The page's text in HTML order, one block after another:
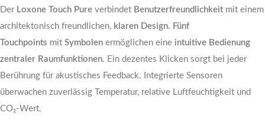
Der Loxone Touch Pure verbindet Benutzerfreundlichkeitmit einem
architektonisch freundlichen, klaren Design. Fünf
Touchpoints mit Symbolen ermöglichen eine intuitive Bedienung
zentraler Raumfunktionen. Ein dezentes Klicken sorgt bei jeder
Berührung für akustisches Feedback. Integrierte Sensoren
überwachen zuverlässig Temperatur, relative Luftfeuchtigkeit und
CO₂-Wert.